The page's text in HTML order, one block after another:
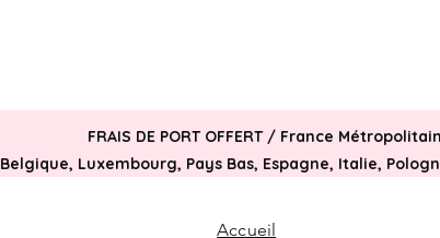
Accueil
FRAIS DE PORT OFFERT / France
Belgique, Luxembourg, Pays Bas, Espagne, Italie,